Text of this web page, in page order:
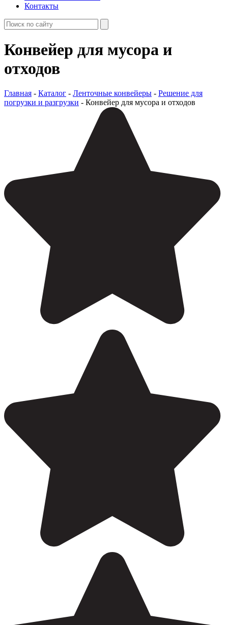
Контакты
Конвейер для мусора и
отходов
Главная - Каталог - Ленточные конвейеры - Решение для
погрузки и разгрузки - Конвейер для мусора и отходов